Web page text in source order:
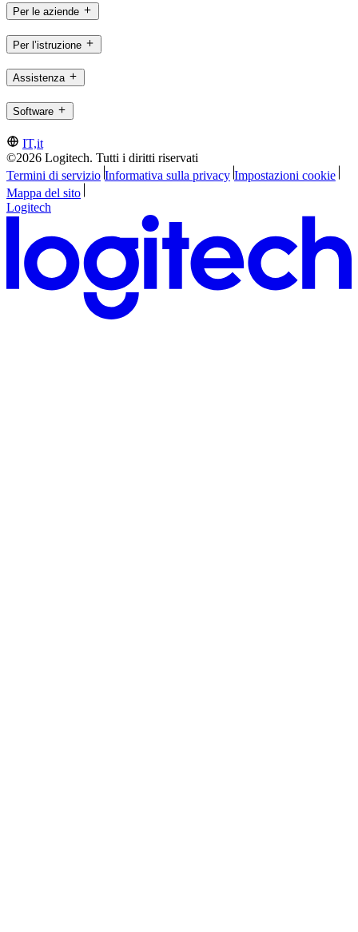
Per le aziende
Per l’istruzione
Assistenza
Software
IT,it
©2026 Logitech. Tutti i diritti riservati
Termini di servizio Informativa sulla privacy Impostazioni cookie
Mappa del sito
Logitech